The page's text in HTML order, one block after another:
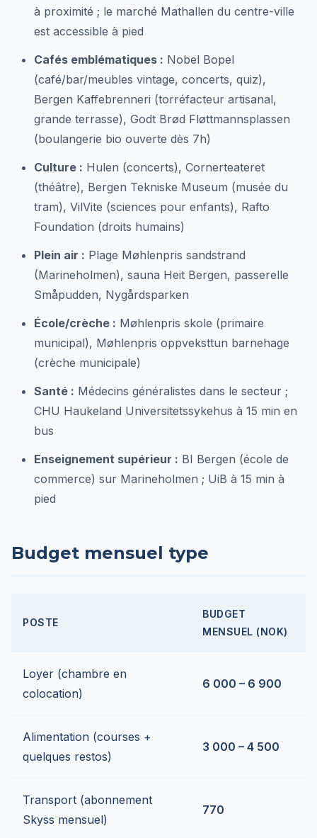
à proximité ; le marché Mathallen du centre-ville
est accessible à pied
Cafés emblématiques : Nobel Bopel
(café/bar/meubles vintage, concerts, quiz),
Bergen Kaffebrenneri (torréfacteur artisanal,
grande terrasse), Godt Brød Fløttmannsplassen
(boulangerie bio ouverte dès 7h)
Culture : Hulen (concerts), Cornerteateret
(théâtre), Bergen Tekniske Museum (musée du
tram), VilVite (sciences pour enfants), Rafto
Foundation (droits humains)
Plein air : Plage Møhlenpris sandstrand
(Marineholmen), sauna Heit Bergen, passerelle
Småpudden, Nygårdsparken
École/crèche : Møhlenpris skole (primaire
municipal), Møhlenpris oppveksttun barnehage
(crèche municipale)
Santé : Médecins généralistes dans le secteur ;
CHU Haukeland Universitetssykehus à 15 min en
bus
Enseignement supérieur : BI Bergen (école de
commerce) sur Marineholmen ; UiB à 15 min à
pied
Budget mensuel type
POSTE
BUDGET
MENSUEL (NOK)
Loyer (chambre en
colocation)
6 000 – 6 900
Alimentation (courses +
quelques restos)
3 000 – 4 500
Transport (abonnement
Skyss mensuel)
770